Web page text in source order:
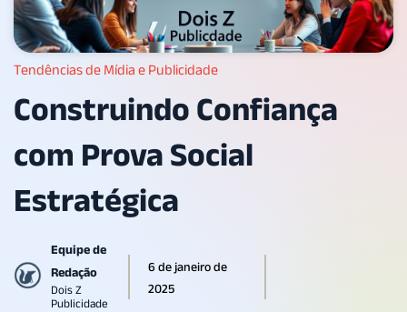
Tendências de Mídia e Publicidade
Construindo Confiança
com Prova Social
Estratégica
Equipe de
Redação
Dois Z
Publicidade
6 de janeiro de
2025